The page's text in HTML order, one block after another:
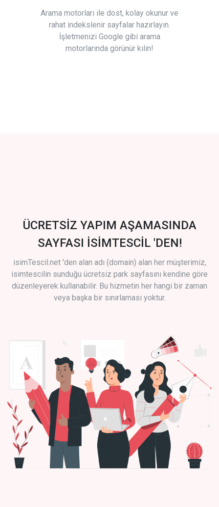
Arama motorları ile dost, kolay okunur ve
rahat indekslenir sayfalar hazırlayın.
İşletmenizi Google gibi arama
motorlarında görünür kılın!
ÜCRETSİZ YAPIM AŞAMASINDA
SAYFASI İSİMTESCİL 'DEN!
isimTescil.net 'den alan adı (domain) alan her müşterimiz,
isimtescilin sunduğu ücretsiz park sayfasını kendine göre
düzenleyerek kullanabilir. Bu hizmetin her hangi bir zaman
veya başka bir sınırlaması yoktur.